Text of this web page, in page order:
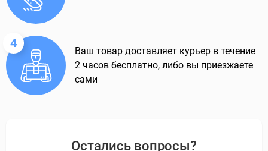
4
Ваш товар доставляет курьер в течение
2 часов бесплатно, либо вы приезжаете
сами
Остались вопросы?